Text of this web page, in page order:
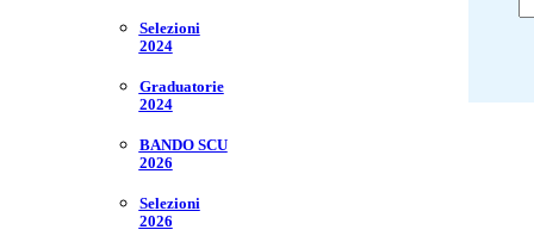
Selezioni
2024
Graduatorie
2024
BANDO SCU
2026
Selezioni
2026